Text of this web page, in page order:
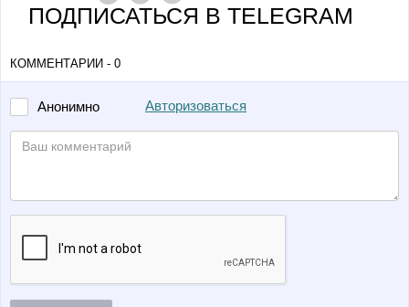
ПОДПИСАТЬСЯ В TELEGRAM
КОММЕНТАРИИ - 0
Анонимно Авторизоваться